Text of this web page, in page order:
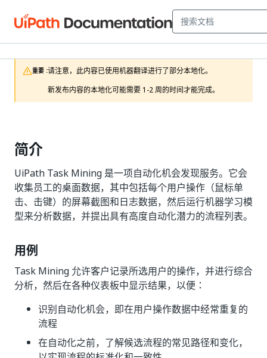
重要 :请注意，此内容已使用机器翻译进行了部分本地化。
新发布内容的本地化可能需要 1-2 周的时间才能完成。
简介
UiPath Task Mining 是一项自动化机会发现服务。它会
收集员工的桌面数据，其中包括每个用户操作（鼠标单
击、击键）的屏幕截图和日志数据，然后运行机器学习模
型来分析数据，并提出具有高度自动化潜力的流程列表。
用例
Task Mining 允许客户记录所选用户的操作，并进行综合
分析，然后在各种仪表板中显示结果，以便：
识别自动化机会，即在用户操作数据中经常重复的
流程
在自动化之前，了解候选流程的常见路径和变化，